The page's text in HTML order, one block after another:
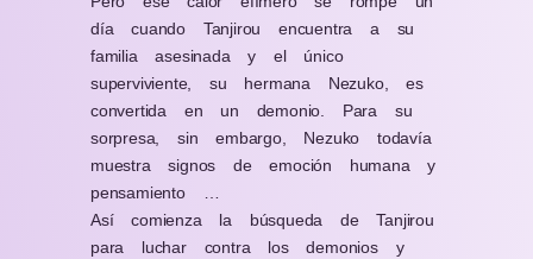
día cuando Tanjirou encuentra a su
familia asesinada y el único
superviviente, su hermana Nezuko, es
convertida en un demonio. Para su
sorpresa, sin embargo, Nezuko todavía
muestra signos de emoción humana y
pensamiento …
Así comienza la búsqueda de Tanjirou
para luchar contra los demonios y